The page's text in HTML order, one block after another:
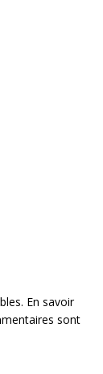
En savoir
sont